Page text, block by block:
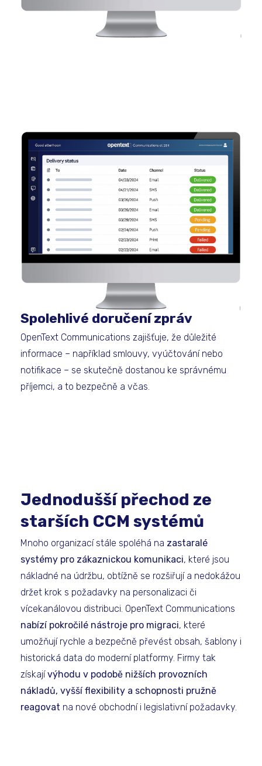
Spolehlivé doručení zpráv
OpenText Communications zajišťuje, že důležité
informace – například smlouvy, vyúčtování nebo
notifikace – se skutečně dostanou ke správnému
příjemci, a to bezpečně a včas.
Jednodušší přechod ze
starších CCM systémů
Mnoho organizací stále spoléhá na zastaralé
systémy pro zákaznickou komunikaci, které jsou
nákladné na údržbu, obtížně se rozšiřují a nedokážou
držet krok s požadavky na personalizaci či
vícekanálovou distribuci. OpenText Communications
nabízí pokročilé nástroje pro migraci, které
umožňují rychle a bezpečně převést obsah, šablony i
historická data do moderní platformy. Firmy tak
získajívýhodu v podobě nižších provozních
nákladů, vyšší flexibility a schopnosti pružně
reagovat na nové obchodní i legislativní požadavky.